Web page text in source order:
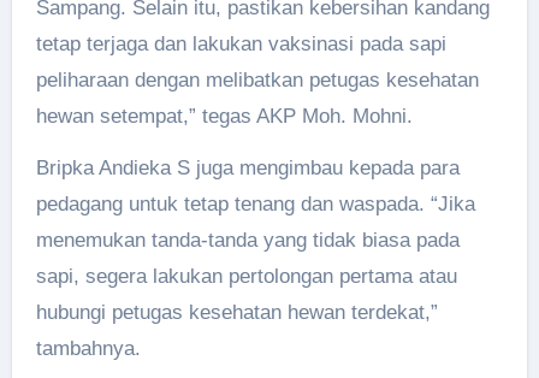
Sampang. Selain itu, pastikan kebersihan kandang
tetap terjaga dan lakukan vaksinasi pada sapi
peliharaan dengan melibatkan petugas kesehatan
hewan setempat,” tegas AKP Moh. Mohni.
Bripka Andieka S juga mengimbau kepada para
pedagang untuk tetap tenang dan waspada. “Jika
menemukan tanda-tanda yang tidak biasa pada
sapi, segera lakukan pertolongan pertama atau
hubungi petugas kesehatan hewan terdekat,”
tambahnya.